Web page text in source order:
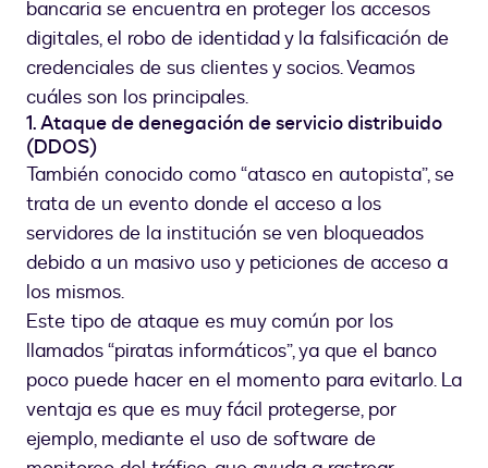
bancaria se encuentra en proteger los accesos
digitales, el robo de identidad y la falsificación de
credenciales de sus clientes y socios. Veamos
cuáles son los principales.
1. Ataque de denegación de servicio distribuido
(DDOS)
También conocido como “atasco en autopista”, se
trata de un evento donde el acceso a los
servidores de la institución se ven bloqueados
debido a un masivo uso y peticiones de acceso a
los mismos.
Este tipo de ataque es muy común por los
llamados “piratas informáticos”, ya que el banco
poco puede hacer en el momento para evitarlo. La
ventaja es que es muy fácil protegerse, por
ejemplo, mediante el uso de software de